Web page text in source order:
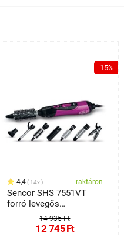
-15%
4,4 14x raktáron
Sencor SHS 7551VT
forró levegős
hajsütővas, rózsaszín
14 935 Ft
12 745Ft